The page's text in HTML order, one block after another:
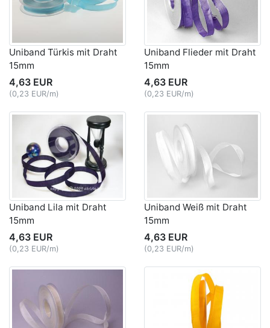
Uniband Türkis mit Draht
15mm
4,63 EUR
(0,23 EUR/m)
Uniband Flieder mit Draht
15mm
4,63 EUR
(0,23 EUR/m)
Uniband Lila mit Draht
15mm
4,63 EUR
(0,23 EUR/m)
Uniband Weiß mit Draht
15mm
4,63 EUR
(0,23 EUR/m)